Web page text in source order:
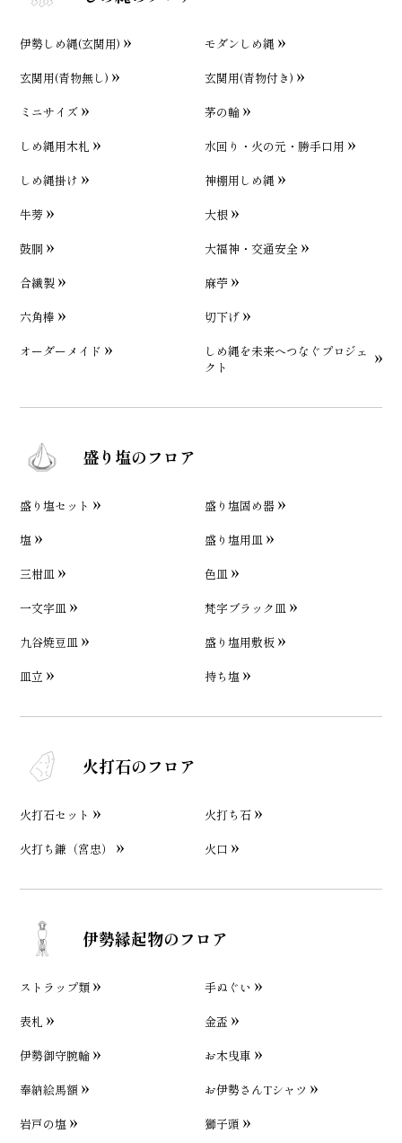
伊勢しめ縄(玄関用)
モダンしめ縄
玄関用(青物無し)
玄関用(青物付き)
ミニサイズ
茅の輪
しめ縄用木札
水回り・火の元・勝手口用
しめ縄掛け
神棚用しめ縄
牛蒡
大根
鼓胴
大福神・交通安全
合繊製
麻苧
六角棒
切下げ
オーダーメイド
しめ縄を未来へつなぐプロジェ
クト
盛り塩のフロア
盛り塩セット
盛り塩固め器
塩
盛り塩用皿
三柑皿
色皿
一文字皿
梵字ブラック皿
九谷焼豆皿
盛り塩用敷板
皿立
持ち塩
火打石のフロア
火打石セット
火打ち石
火打ち鎌（宮忠）
火口
伊勢縁起物のフロア
ストラップ類
手ぬぐい
表札
金盃
伊勢御守腕輪
お木曳車
奉納絵馬額
お伊勢さんTシャツ
岩戸の塩
獅子頭